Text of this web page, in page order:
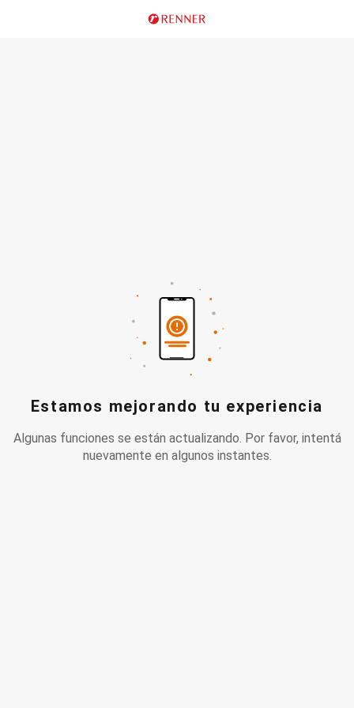
Estamos mejorando tu experiencia
Algunas funciones se están actualizando. Por favor, intentá
nuevamente en algunos instantes.